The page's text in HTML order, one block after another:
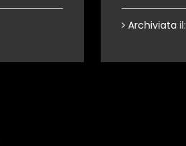
Archiviata il: